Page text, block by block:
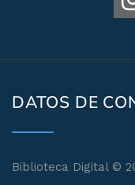
DATOS DE
Biblioteca Digital ©